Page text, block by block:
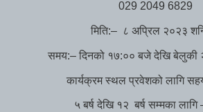
029 2049 6829
मिति:– ८ अप्रिल २०२३
समय:– दिनको १७:०० बजे देखि बेलुकी
कार्यक्रम स्थल प्रवेशको लागि
५ बर्ष देखि १२ बर्ष सम्मका